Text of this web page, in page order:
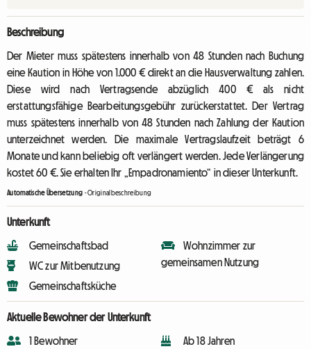
Beschreibung
Der Mieter muss spätestens innerhalb von 48 Stunden nach Buchung
eine Kaution in Höhe von 1.000 € direkt an die Hausverwaltung zahlen.
Diese wird nach Vertragsende abzüglich 400 € als nicht
erstattungsfähige Bearbeitungsgebühr zurückerstattet. Der Vertrag
muss spätestens innerhalb von 48 Stunden nach Zahlung der Kaution
unterzeichnet werden. Die maximale Vertragslaufzeit beträgt 6
Monate und kann beliebig oft verlängert werden. Jede Verlängerung
kostet 60 €. Sie erhalten Ihr „Empadronamiento“ in dieser Unterkunft.
Automatische Übersetzung -Originalbeschreibung
Unterkunft
Gemeinschaftsbad
WC zur Mitbenutzung
Gemeinschaftsküche
Wohnzimmer zur
gemeinsamen Nutzung
Aktuelle Bewohner der Unterkunft
1 Bewohner Ab 18 Jahren